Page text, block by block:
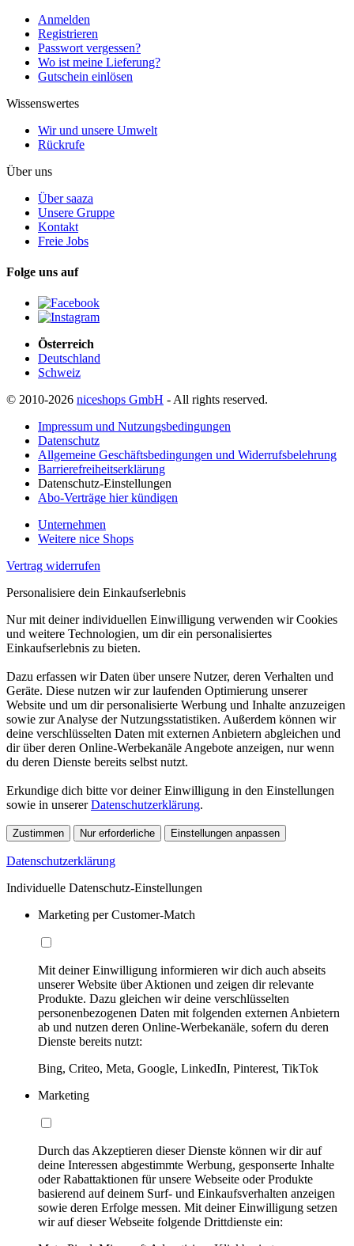
Anmelden
Registrieren
Passwort vergessen?
Wo ist meine Lieferung?
Gutschein einlösen
Wissenswertes
Wir und unsere Umwelt
Rückrufe
Über uns
Über saaza
Unsere Gruppe
Kontakt
Freie Jobs
Folge uns auf
Österreich
Deutschland
Schweiz
© 2010-2026 niceshops GmbH - All rights reserved.
Impressum und Nutzungsbedingungen
Datenschutz
Allgemeine Geschäftsbedingungen und Widerrufsbelehrung
Barrierefreiheitserklärung
Datenschutz-Einstellungen
Abo-Verträge hier kündigen
Unternehmen
Weitere nice Shops
Vertrag widerrufen
Personalisiere dein Einkaufserlebnis
Nur mit deiner individuellen Einwilligung verwenden wir Cookies
und weitere Technologien, um dir ein personalisiertes
Einkaufserlebnis zu bieten.
Dazu erfassen wir Daten über unsere Nutzer, deren Verhalten und
Geräte. Diese nutzen wir zur laufenden Optimierung unserer
Website und um dir personalisierte Werbung und Inhalte anzuzeigen
sowie zur Analyse der Nutzungsstatistiken. Außerdem können wir
deine verschlüsselten Daten mit externen Anbietern abgleichen und
dir über deren Online-Werbekanäle Angebote anzeigen, nur wenn
du deren Dienste bereits selbst nutzt.
Erkundige dich bitte vor deiner Einwilligung in den Einstellungen
sowie in unsererDatenschutzerklärung.
Zustimmen Nur erforderliche Einstellungen anpassen
Datenschutzerklärung
Individuelle Datenschutz-Einstellungen
Marketing per Customer-Match
Mit deiner Einwilligung informieren wir dich auch abseits
unserer Website über Aktionen und zeigen dir relevante
Produkte. Dazu gleichen wir deine verschlüsselten
personenbezogenen Daten mit folgenden externen Anbietern
ab und nutzen deren Online-Werbekanäle, sofern du deren
Dienste bereits nutzt:
Bing, Criteo, Meta, Google, LinkedIn, Pinterest, TikTok
Marketing
Durch das Akzeptieren dieser Dienste können wir dir auf
deine Interessen abgestimmte Werbung, gesponserte Inhalte
oder Rabattaktionen für unsere Webseite oder Produkte
basierend auf deinem Surf- und Einkaufsverhalten anzeigen
sowie deren Erfolge messen. Mit deiner Einwilligung setzen
wir auf dieser Webseite folgende Drittdienste ein: